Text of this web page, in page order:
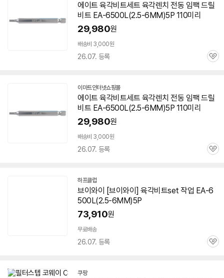
에이트 육각비트세트 육각렌치 전동 임팩 드릴
비트 EA-6500L(2.5-6MM)5P 110미리
29,980원
배송비 3,000원
26.07. 등록
관
이마트인터넷쇼핑몰
에이트 육각비트세트 육각렌치 전동 임팩 드릴
비트 EA-6500L(2.5-6MM)5P 110미리
29,980원
배송비 3,000원
26.07. 등록
관
하프클럽
브이와이 [브이와이] 육각비트set 작업 EA-6
500L(2.5-6MM)5P
73,910원
무료배송
26.07. 등록
관
쿠팡